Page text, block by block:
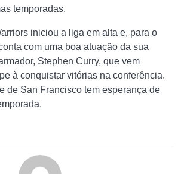
temporadas.
iniciou a liga em alta e, para o
com uma boa atuação da sua
Stephen Curry, que vem
à conquistar vitórias na conferência.
de San Francisco tem esperança de